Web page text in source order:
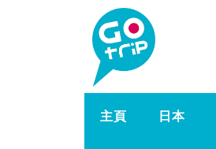
主頁 日本